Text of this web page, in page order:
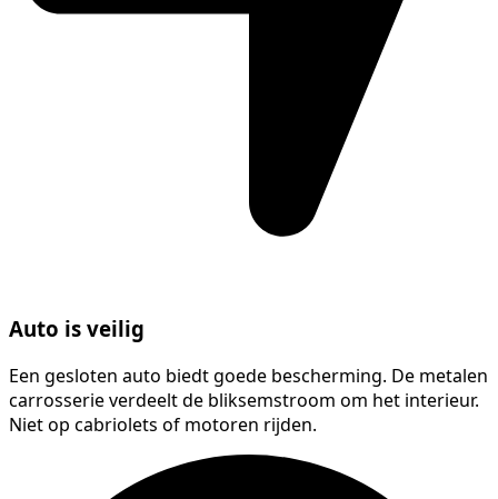
Auto is veilig
Een gesloten auto biedt goede bescherming. De metalen
carrosserie verdeelt de bliksemstroom om het interieur.
Niet op cabriolets of motoren rijden.